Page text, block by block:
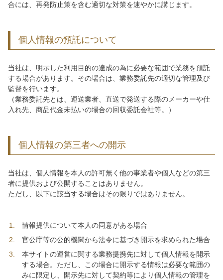
合には、再発防止策を含む適切な対策を速やかに講じます。
個人情報の預託について
当社は、明示した利用目的の達成の為に必要な範囲で業務を預託
する場合があります。その場合は、業務委託先の適切な管理及び
監督を行います。
（業務委託先とは、運送業者、直送で発送する際のメーカーや仕
入れ先、商品代金未払いの場合の回収委託会社等。）
個人情報の第三者への開示
当社は、個人情報を本人の許可無く他の事業者や個人などの第三
者に提供および公開することはありません。
ただし、以下に該当する場合はその限りではありません。
情報提供について本人の同意がある場合
官公庁等の公的機関から法令に基づき開示を求められた場合
本サイトの運営に関する業務提携先に対して個人情報を開示
する場合。ただし、この場合に開示する情報は必要な範囲の
みに限定し、開示先に対して契約等により個人情報の管理を